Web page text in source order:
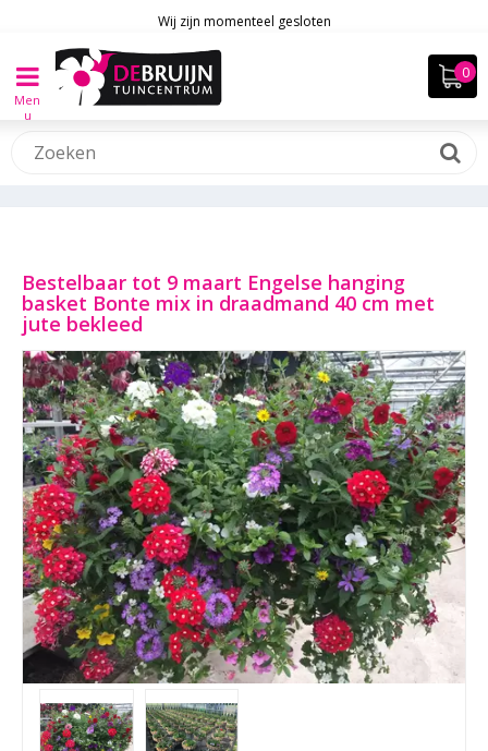
Men
u
Wij zijn momenteel gesloten
Bestelbaar tot 9 maart Engelse hanging
basket Bonte mix in draadmand 40 cm met
jute bekleed